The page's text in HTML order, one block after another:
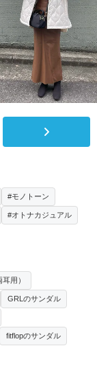
#モノトーン
#オトナカジュアル
用）
GRLのサンダル
fitflopのサンダル